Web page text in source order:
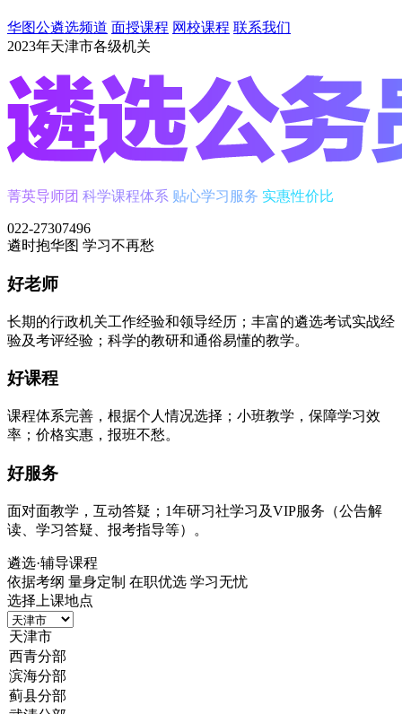
华图公遴选频道 面授课程 网校课程 联系我们
2023年天津市各级机关
菁英导师团 科学课程体系 贴心学习服务 实惠性价比
022-27307496
遴时抱华图 学习不再愁
好老师
长期的行政机关工作经验和领导经历；丰富的遴选考试实战经
验及考评经验；科学的教研和通俗易懂的教学。
好课程
课程体系完善，根据个人情况选择；小班教学，保障学习效
率；价格实惠，报班不愁。
好服务
面对面教学，互动答疑；1年研习社学习及VIP服务（公告解
读、学习答疑、报考指导等）。
遴选·辅导课程
依据考纲 量身定制 在职优选 学习无忧
选择上课地点